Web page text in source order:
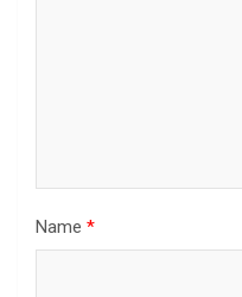
Name *